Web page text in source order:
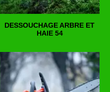
DESSOUCHAGE ARBRE ET
HAIE 54